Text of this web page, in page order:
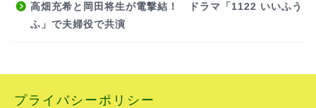
高畑充希と岡田将生が電撃結！ ドラマ「1122 いいふう
ふ」で夫婦役で共演
プライバシーポリシー